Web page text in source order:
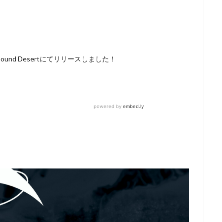
Desertにてリリースしました！